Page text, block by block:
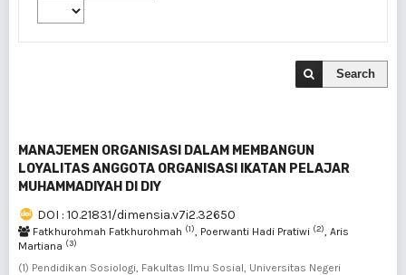
Search
MANAJEMEN ORGANISASI DALAM MEMBANGUN
LOYALITAS ANGGOTA ORGANISASI IKATAN PELAJAR
MUHAMMADIYAH DI DIY
DOI : 10.21831/dimensia.v7i2.32650
Fatkhurohmah Fatkhurohmah (1), Poerwanti Hadi Pratiwi (2), Aris
Martiana (3)
(1) Pendidikan Sosiologi, Fakultas Ilmu Sosial, Universitas Negeri